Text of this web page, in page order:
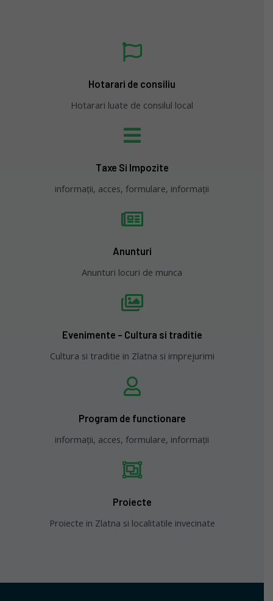
Hotarari de consiliu
Hotarari luate de consilul local
Taxe Si Impozite
informații, acces, formulare, informații
Anunturi
Anunturi locuri de munca
Evenimente - Cultura si traditie
Cultura si traditie in Zlatna si imprejurimi
Program de functionare
informații, acces, formulare, informații
Proiecte
Proiecte in Zlatna si localitatile invecinate